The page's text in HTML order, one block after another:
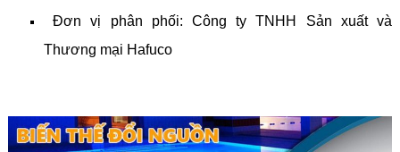
Đơn vị phân phối: Công ty TNHH Sản xuất và
Thương mại Hafuco